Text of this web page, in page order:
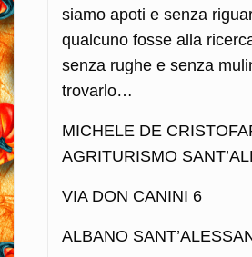
siamo apoti e senza
qualcuno fosse alla
senza rughe e senza
trovarlo…
MICHELE DE
AGRITURISMO
VIA DON CANINI 6
ALBANO